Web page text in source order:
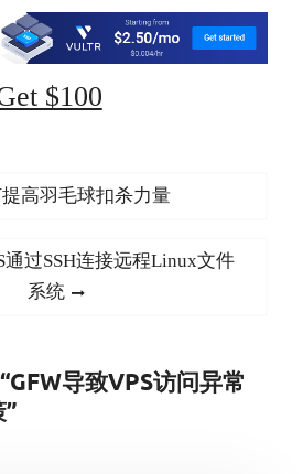
$100
高羽毛球扣杀力量
通过SSH连接远程Linux文件
系统
导致VPS访问异常